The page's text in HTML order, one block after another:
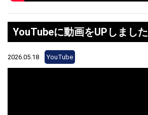
YouTubeに動画をUPしました
2026.05.18 YouTube